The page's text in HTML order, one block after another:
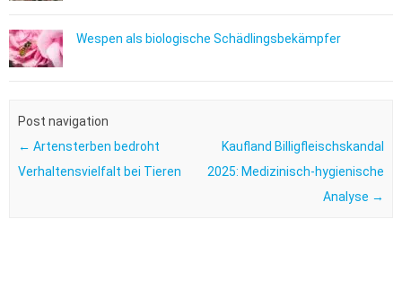
Wespen als biologische Schädlingsbekämpfer
Post navigation
← Artensterben bedroht
Verhaltensvielfalt bei Tieren
Kaufland Billigfleischskandal
2025: Medizinisch-hygienische
Analyse →